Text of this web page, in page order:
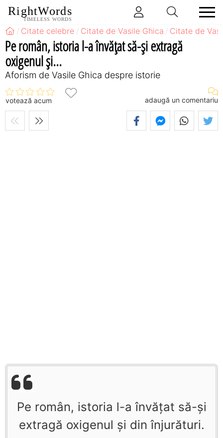
RightWords
TIMELESS WORDS
Citate celebre Citate de Vasile Ghica Citate de
Pe român, istoria l-a învăţat să-şi extragă
oxigenul şi...
Aforism de Vasile Ghica despre istorie
votează acum adaugă un comentariu
Pe român, istoria l-a învăţat să-şi
extragă oxigenul şi din înjurături.